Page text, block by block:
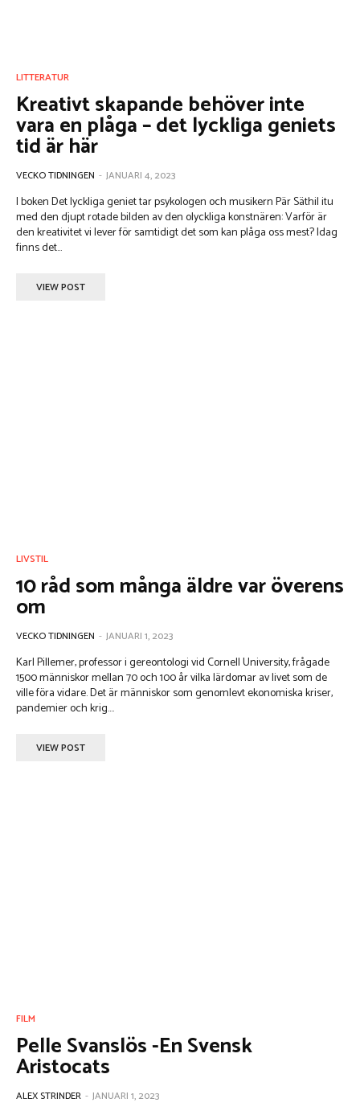
LITTERATUR
Kreativt skapande behöver inte
vara en plåga – det lyckliga geniets
tid är här
VECKO TIDNINGEN - JANUARI 4, 2023
I boken Det lyckliga geniet tar psykologen och musikern Pär Säthil itu
med den djupt rotade bilden av den olyckliga konstnären: Varför är
den kreativitet vi lever för samtidigt det som kan plåga oss mest? Idag
finns det...
VIEW POST
LIVSTIL
10 råd som många äldre var överens
om
VECKO TIDNINGEN - JANUARI 1, 2023
Karl Pillemer, professor i gereontologi vid Cornell University, frågade
1500 människor mellan 70 och 100 år vilka lärdomar av livet som de
ville föra vidare. Det är människor som genomlevt ekonomiska kriser,
pandemier och krig....
VIEW POST
FILM
Pelle Svanslös -En Svensk
Aristocats
ALEX STRINDER - JANUARI 1, 2023